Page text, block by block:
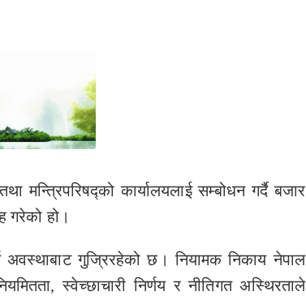
मन्त्रिपरिषद्को कार्यालयलाई सम्बोधन गर्दै बजार
गरेको हो।
अवस्थाबाट गुज्रिरहेको छ। नियामक निकाय नेपाल
स्वेच्छाचारी निर्णय र नीतिगत अस्थिरताले